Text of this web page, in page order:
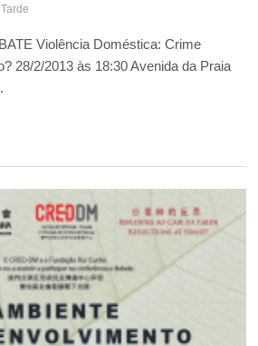
Violência Doméstica: Crime
28/2/2013 às 18:30 Avenida da Praia